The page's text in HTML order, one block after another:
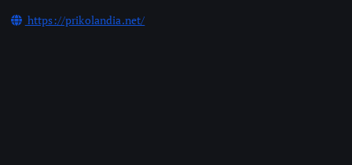
https://prikolandia.net/